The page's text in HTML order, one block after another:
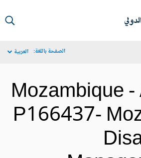
الصفحة باللغة: العربية
Mozambique
P166437-